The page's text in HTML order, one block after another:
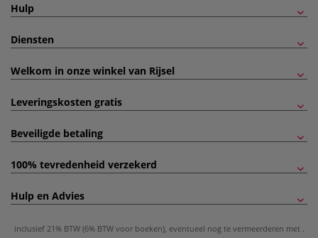
Hulp
Diensten
Welkom in onze winkel van Rijsel
Leveringskosten gratis
Beveiligde betaling
100% tevredenheid verzekerd
Hulp en Advies
inclusief 21% BTW (6% BTW voor boeken), eventueel nog te vermeerderen met .